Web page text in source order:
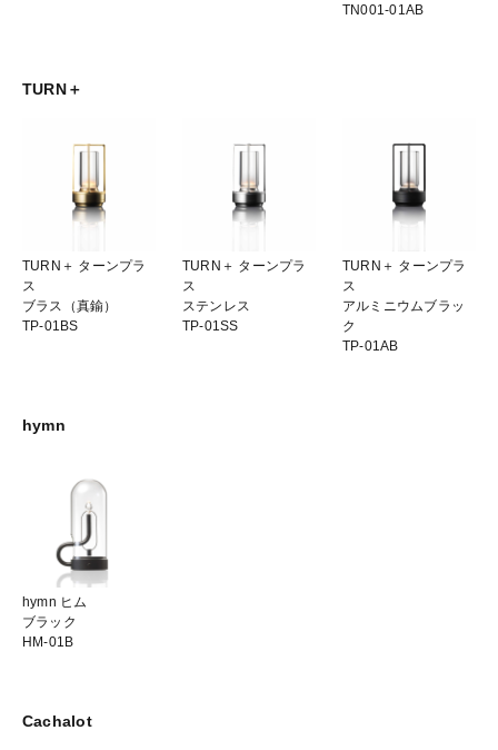
TN001-01AB
TURN＋
TURN＋ ターンプラ
ス
ブラス（真鍮）
TP-01BS
TURN＋ ターンプラ
ス
ステンレス
TP-01SS
TURN＋ ターンプラ
ス
アルミニウムブラッ
ク
TP-01AB
hymn
hymn ヒム
ブラック
HM-01B
Cachalot